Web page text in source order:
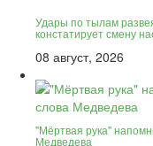
Удары по тылам
констатирует смену
08 август, 2026
"Мёртвая рука"
Медведева